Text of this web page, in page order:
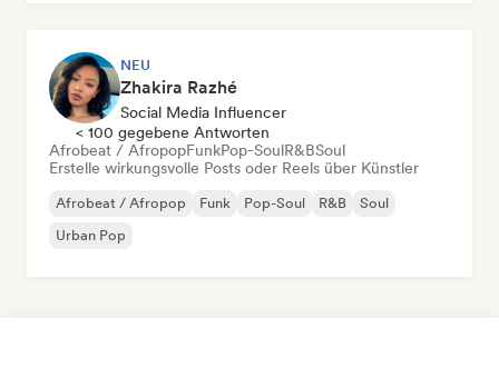
NEU
Zhakira Razhé
Social Media Influencer
< 100 gegebene Antworten
Afrobeat / AfropopFunkPop-SoulR&BSoul
Erstelle wirkungsvolle Posts oder Reels über Künstler
Afrobeat / Afropop Funk Pop-Soul R&B
Soul
Urban Pop